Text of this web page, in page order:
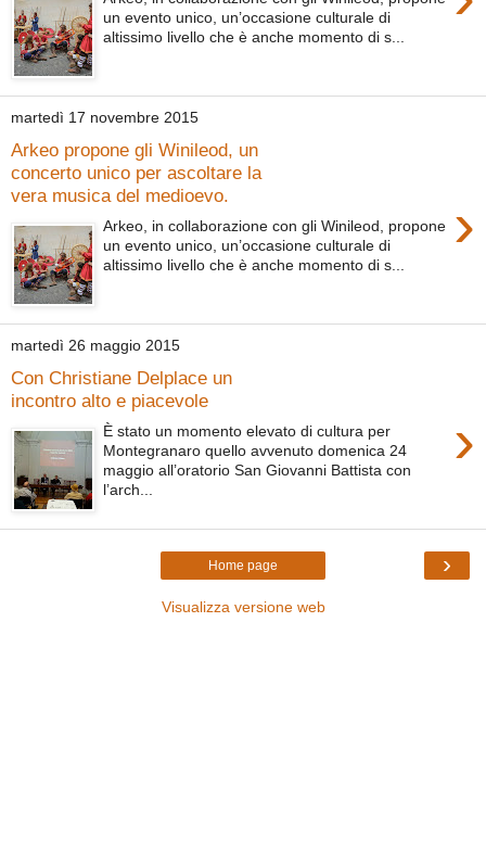
un evento unico, un’occasione culturale di
altissimo livello che è anche momento di s...
martedì 17 novembre 2015
Arkeo propone gli Winileod, un
concerto unico per ascoltare la
vera musica del medioevo.
›
Arkeo, in collaborazione con gli Winileod, propone
un evento unico, un’occasione culturale di
altissimo livello che è anche momento di s...
martedì 26 maggio 2015
Con Christiane Delplace un
incontro alto e piacevole
›
È stato un momento elevato di cultura per
Montegranaro quello avvenuto domenica 24
maggio all’oratorio San Giovanni Battista con
l’arch...
›
Home page
Visualizza versione web